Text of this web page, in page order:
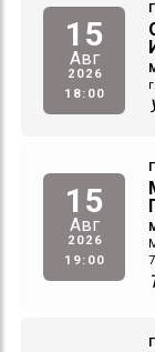
15
Авг
2026
18:00
15
Авг
2026
19:00